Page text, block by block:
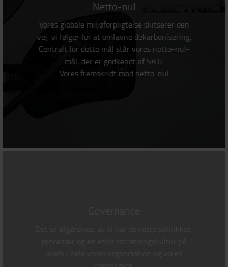
Netto-nul
Vores globale miljøforpligtelse skitserer den
vej, vi følger for at omfavne dekarbonisering.
Centralt for dette mål står vores netto-nul-
mål, der er godkendt af SBTi.
Vores fremskridt mod netto-nul